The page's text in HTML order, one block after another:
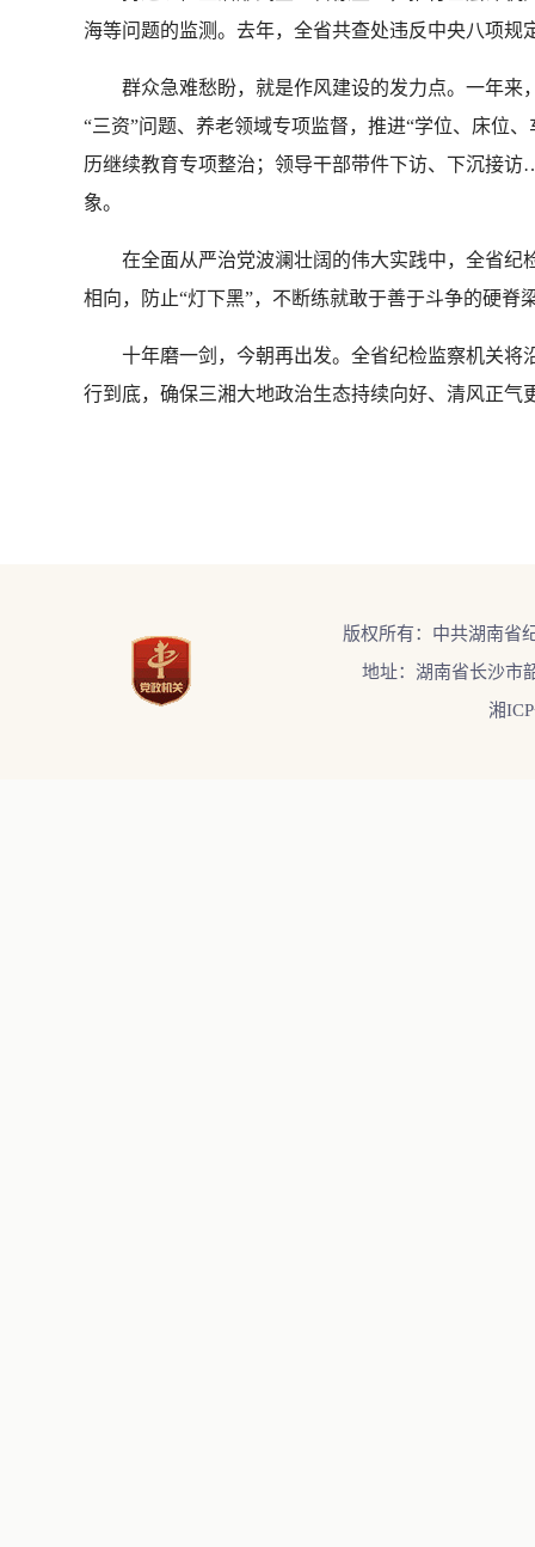
海等问题的监测。去年，全省共查处违反中央八项规
群众急难愁盼，就是作风建设的发力点。一年来
“三资”问题、养老领域专项监督，推进“学位、床位
历继续教育专项整治；领导干部带件下访、下沉接
象。
在全面从严治党波澜壮阔的伟大实践中，全省纪
相向，防止“灯下黑”，不断练就敢于善于斗争的硬脊
十年磨一剑，今朝再出发。全省纪检监察机关将
行到底，确保三湘大地政治生态持续向好、清风正气
版权所有：中共湖南省
地址：湖南省长沙市
湘